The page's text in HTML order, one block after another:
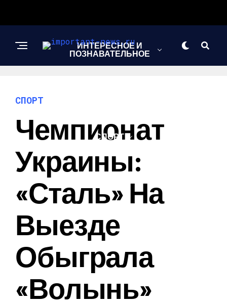
ИНТЕРЕСНОЕ И
ПОЗНАВАТЕЛЬНОЕ
СПОРТ
СПОРТ
Чемпионат
Украины:
«Сталь» На
Выезде
Обыграла
«Волынь»